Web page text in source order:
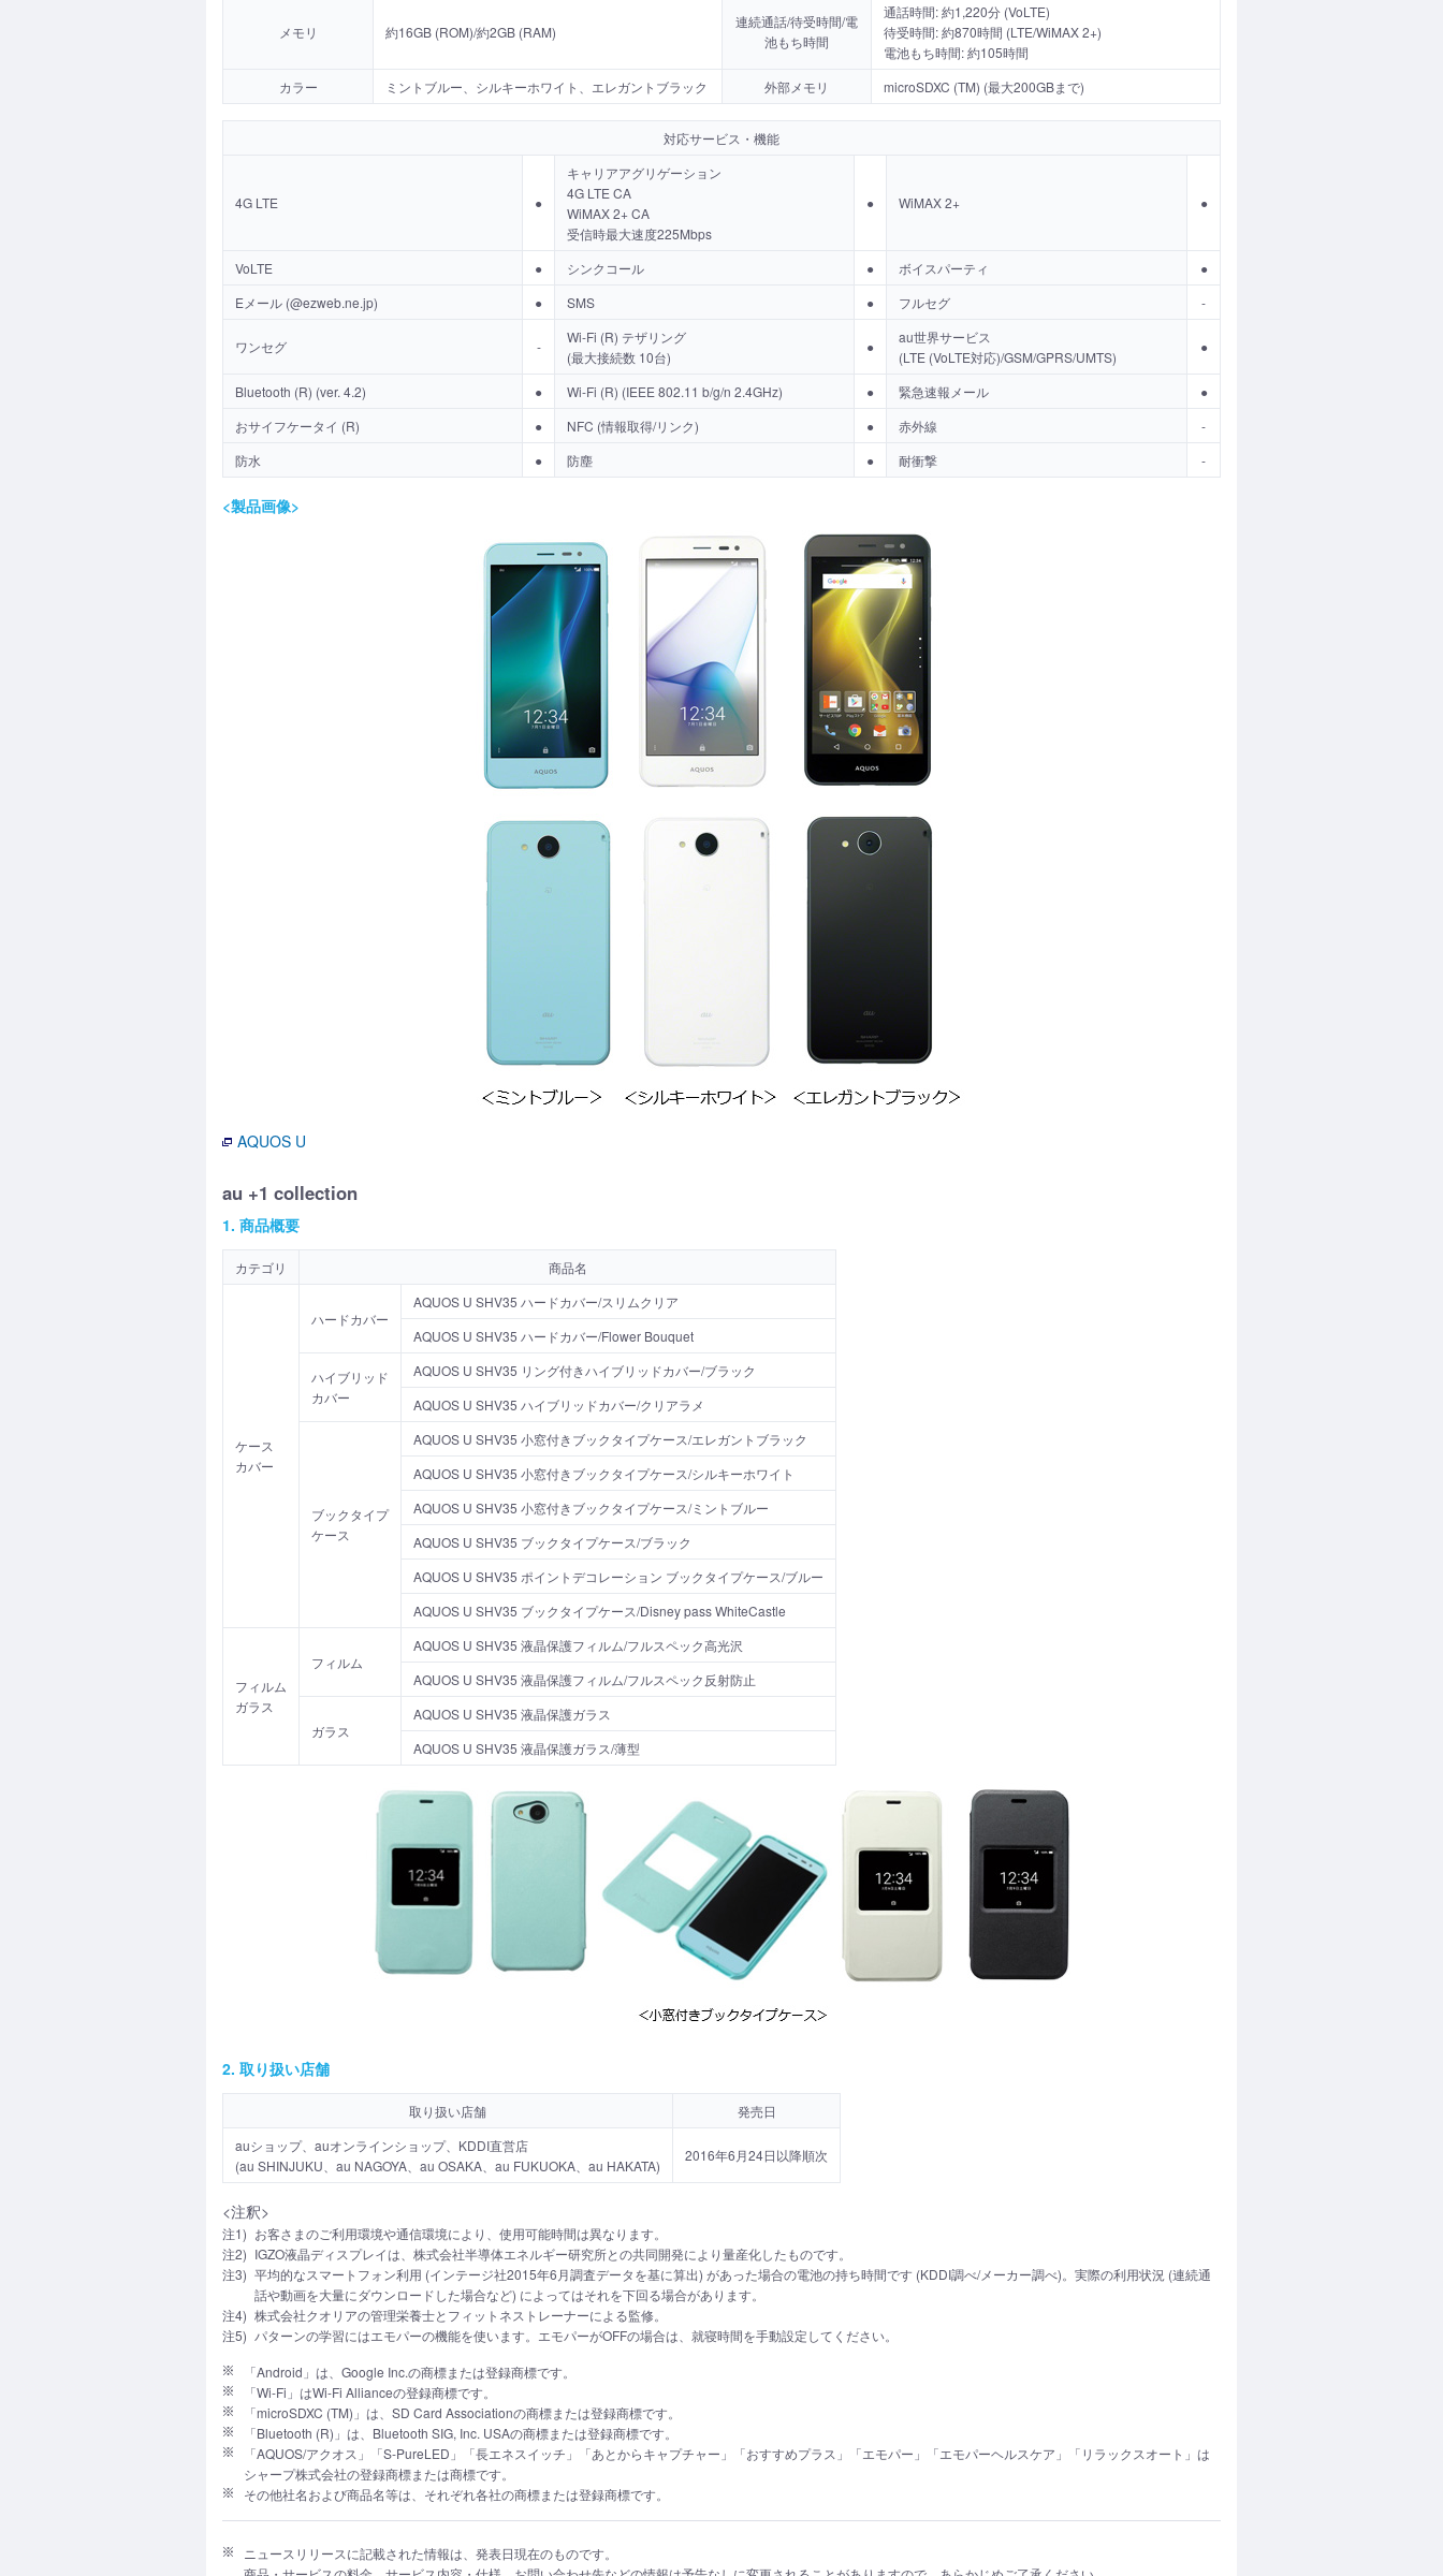
メモリ 約16GB (ROM)/約2GB (RAM)
連続通話/待受時間/電
池もち時間
通話時間: 約1,220分 (VoLTE)
待受時間: 約870時間 (LTE/WiMAX 2+)
電池もち時間: 約105時間
カラー
ミントブルー、シルキーホワイト、エレガントブラック 外部メモリ microSDXC (TM) (最大200GBまで)
対応サービス・機能
4G LTE ●
キャリアアグリゲーション
4G LTE CA
WiMAX 2+ CA
受信時最大速度225Mbps
● WiMAX 2+ ●
VoLTE ● シンクコール ● ボイスパーティ
●
Eメール (@ezweb.ne.jp)
● SMS ● フルセグ -
ワンセグ -
Wi-Fi (R) テザリング
(最大接続数 10台)
●
au世界サービス
(LTE (VoLTE対応)/GSM/GPRS/UMTS)
●
Bluetooth (R) (ver. 4.2) ● Wi-Fi (R) (IEEE 802.11 b/g/n 2.4GHz) ● 緊急速報メール
●
おサイフケータイ (R)
● NFC (情報取得/リンク) ● 赤外線
-
防水
● 防塵 ● 耐衝撃 -
<製品画像>
AQUOS U
au +1 collection
1. 商品概要
カテゴリ 商品名
ケース
カバー
ハードカバー
AQUOS U SHV35 ハードカバー/スリムクリア
AQUOS U SHV35 ハードカバー/Flower Bouquet
ハイブリッド
カバー
AQUOS U SHV35 リング付きハイブリッドカバー/ブラック
AQUOS U SHV35 ハイブリッドカバー/クリアラメ
ブックタイプ
ケース
AQUOS U SHV35 小窓付きブックタイプケース/エレガントブラック
AQUOS U SHV35 小窓付きブックタイプケース/シルキーホワイト
AQUOS U SHV35 小窓付きブックタイプケース/ミントブルー
AQUOS U SHV35 ブックタイプケース/ブラック
AQUOS U SHV35 ポイントデコレーション ブックタイプケース/ブルー
AQUOS U SHV35 ブックタイプケース/Disney pass WhiteCastle
フィルム
ガラス
フィルム
AQUOS U SHV35 液晶保護フィルム/フルスペック高光沢
AQUOS U SHV35 液晶保護フィルム/フルスペック反射防止
ガラス
AQUOS U SHV35 液晶保護ガラス
AQUOS U SHV35 液晶保護ガラス/薄型
2. 取り扱い店舗
取り扱い店舗
発売日
auショップ、auオンラインショップ、KDDI直営店
(au SHINJUKU、au NAGOYA、au OSAKA、au FUKUOKA、au HAKATA)
2016年6月24日以降順次
<注釈>
注1) お客さまのご利用環境や通信環境により、使用可能時間は異なります。
注2) IGZO液晶ディスプレイは、株式会社半導体エネルギー研究所との共同開発により量産化したものです。
注3) 平均的なスマートフォン利用 (インテージ社2015年6月調査データを基に算出) があった場合の電池の持ち時間です (KDDI調べ/メーカー調べ)。実際の利用状況 (連続通
話や動画を大量にダウンロードした場合など) によってはそれを下回る場合があります。
注4) 株式会社クオリアの管理栄養士とフィットネストレーナーによる監修。
注5) パターンの学習にはエモパーの機能を使います。エモパーがOFFの場合は、就寝時間を手動設定してください。
「Android」は、Google Inc.の商標または登録商標です。
「Wi-Fi」はWi-Fi Allianceの登録商標です。
「microSDXC (TM)」は、SD Card Associationの商標または登録商標です。
「Bluetooth (R)」は、Bluetooth SIG, Inc. USAの商標または登録商標です。
「AQUOS/アクオス」「S-PureLED」「長エネスイッチ」「あとからキャプチャー」「おすすめプラス」「エモパー」「エモパーヘルスケア」「リラックスオート」は
シャープ株式会社の登録商標または商標です。
その他社名および商品名等は、それぞれ各社の商標または登録商標です。
ニュースリリースに記載された情報は、発表日現在のものです。